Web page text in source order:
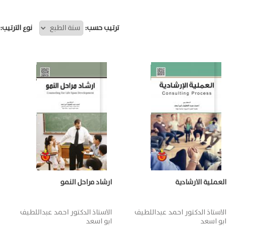
ترتيب حسب: نوع الترتيب:
العملية الارشادية
الاستاذ الدكتور احمد عبداللطيف
ابو اسعد
ارشاد مراحل النمو
الاستاذ الدكتور احمد عبداللطيف
ابو اسعد